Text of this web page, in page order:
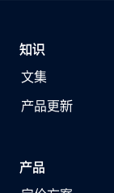
知识
文集
产品更新
产品